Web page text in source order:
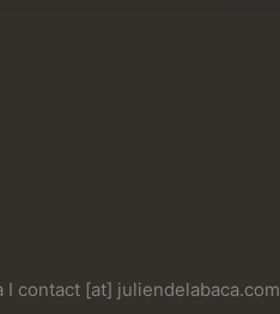
contact [at] juliendelabaca.com